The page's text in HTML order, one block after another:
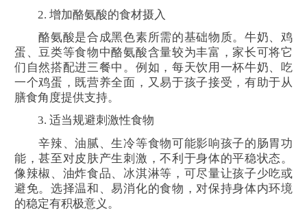
2. 增加酪氨酸的食材摄入
酪氨酸是合成黑色素所需的基础物质。牛奶、鸡
蛋、豆类等食物中酪氨酸含量较为丰富，家长可将它
们自然搭配进三餐中。例如，每天饮用一杯牛奶、吃
一个鸡蛋，既营养全面，又易于孩子接受，有助于从
膳食角度提供支持。
3. 适当规避刺激性食物
辛辣、油腻、生冷等食物可能影响孩子的肠胃功
能，甚至对皮肤产生刺激，不利于身体的平稳状态。
像辣椒、油炸食品、冰淇淋等，可尽量让孩子少吃或
避免。选择温和、易消化的食物，对保持身体内环境
的稳定有积极意义。